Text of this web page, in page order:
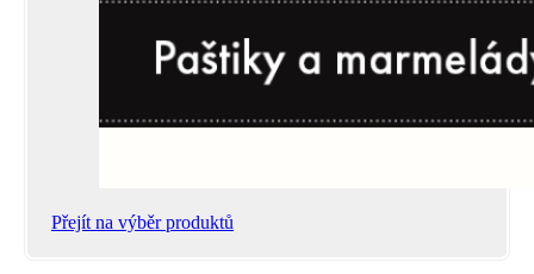
Přejít na výběr produktů